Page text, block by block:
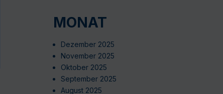
MONAT
Dezember 2025
November 2025
Oktober 2025
September 2025
August 2025